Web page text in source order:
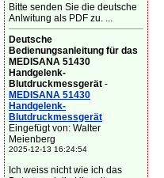
Bitte senden Sie die deutsche
Anlwitung als PDF zu. ...
Deutsche
Bedienungsanleitung für das
MEDISANA 51430
Handgelenk-
Blutdruckmessgerät -
MEDISANA 51430
Handgelenk-
Blutdruckmessgerät
Eingefügt von: Walter
Meienberg
2025-12-13 16:24:54
Ich weiss nicht wie ich das